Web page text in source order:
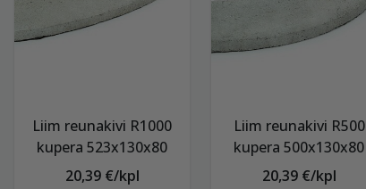
Liim reunakivi R1000
kupera 523x130x80
20,39 €/kpl
Liim reunakivi R500
kupera 500x130x80
20,39 €/kpl